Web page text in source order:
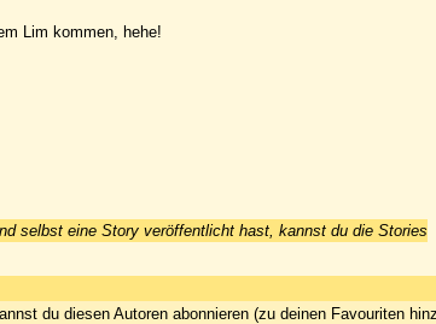
Lim kommen, hehe!
selbst eine Story veröffentlicht hast, kannst du die Stories
du diesen Autoren abonnieren (zu deinen Favouriten